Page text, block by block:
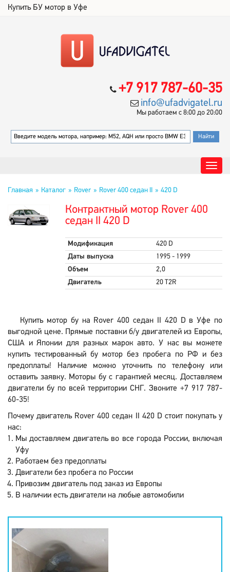
Купить БУ мотор в Уфе
+7 917 787-60-35
info@ufadvigatel.ru
Мы работаем с 8:00 до 20:00
Главная Каталог Rover Rover 400 седан II 420 D
Контрактный мотор Rover 400
седан II 420 D
Модификация
420 D
Даты выпуска
1995 - 1999
Объем
2,0
Двигатель
20 T2R
Купить мотор бу на Rover 400 седан II 420 D в Уфе по
выгодной цене. Прямые поставки б/у двигателей из Европы,
США и Японии для разных марок авто. У нас вы можете
купить тестированный бу мотор без пробега по РФ и без
предоплаты! Наличие можно уточнить по телефону или
оставить заявку. Моторы бу с гарантией месяц. Доставляем
двигатели бу по всей территории СНГ. Звоните +7 917 787-
60-35!
Почему двигатель Rover 400 седан II 420 D стоит покупать у
нас:
Мы доставляем двигатель во все города России, включая
Уфу
Работаем без предоплаты
Двигатели без пробега по России
Привозим двигатель под заказ из Европы
В наличии есть двигатели на любые автомобили